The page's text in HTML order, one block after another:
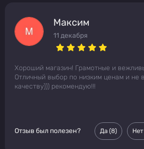
Максим
11 декабря
Хороший магазин! Грамотные и
Отличный выбор по низким ценам и не
качеству))) рекомендую!!!
Отзыв был полезен? Да (8)